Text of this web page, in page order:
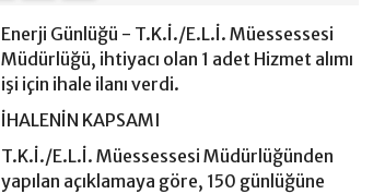
Enerji Günlüğü - T.K.İ./E.L.İ. Müessessesi
Müdürlüğü, ihtiyacı olan 1 adet Hizmet alımı
işi için ihale ilanı verdi.
İHALENİN KAPSAMI
T.K.İ./E.L.İ. Müessessesi Müdürlüğünden
yapılan açıklamaya göre, 150 günlüğüne